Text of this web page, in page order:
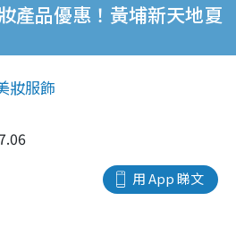
產品優惠！黃埔新天地夏
妝服飾
用 App 睇文